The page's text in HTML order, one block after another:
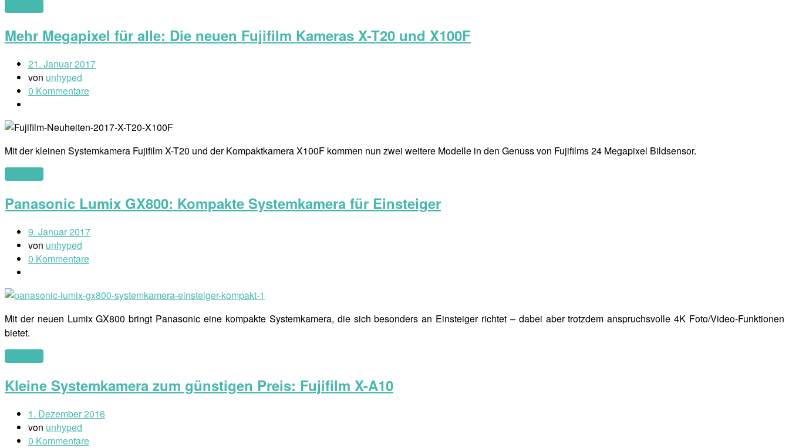
Mehr Megapixel für alle: Die neuen Fujifilm Kameras X-T20 und X100F
21. Januar 2017
von unhyped
0 Kommentare
Mit der kleinen Systemkamera Fujifilm X-T20 und der Kompaktkamera X100F kommen nun zwei weitere Modelle in den Genuss von Fujifilms 24 Megapixel Bildsensor.
Panasonic Lumix GX800: Kompakte Systemkamera für Einsteiger
9. Januar 2017
von unhyped
0 Kommentare
Mit der neuen Lumix GX800 bringt Panasonic eine kompakte Systemkamera, die sich besonders an Einsteiger richtet – dabei aber trotzdem anspruchsvolle 4K Foto/Video-Funktionen
bietet.
Kleine Systemkamera zum günstigen Preis: Fujifilm X-A10
1. Dezember 2016
von unhyped
0 Kommentare